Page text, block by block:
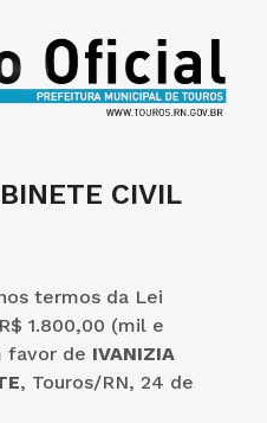
CIVIL
termos da Lei
1.800,00 (mil e
favor de IVANIZIA
, Touros/RN, 24 de